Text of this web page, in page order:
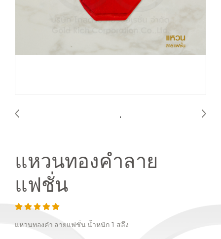
แหวนทองคำลาย
แฟชั่น
แหวนทองคำ ลายแฟชั่น น้ำหนัก 1 สลึง